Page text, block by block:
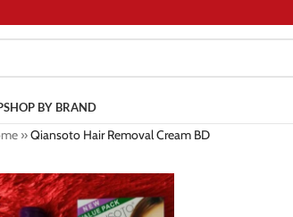
SHOP BY BRAND
»Qiansoto Hair Removal Cream BD